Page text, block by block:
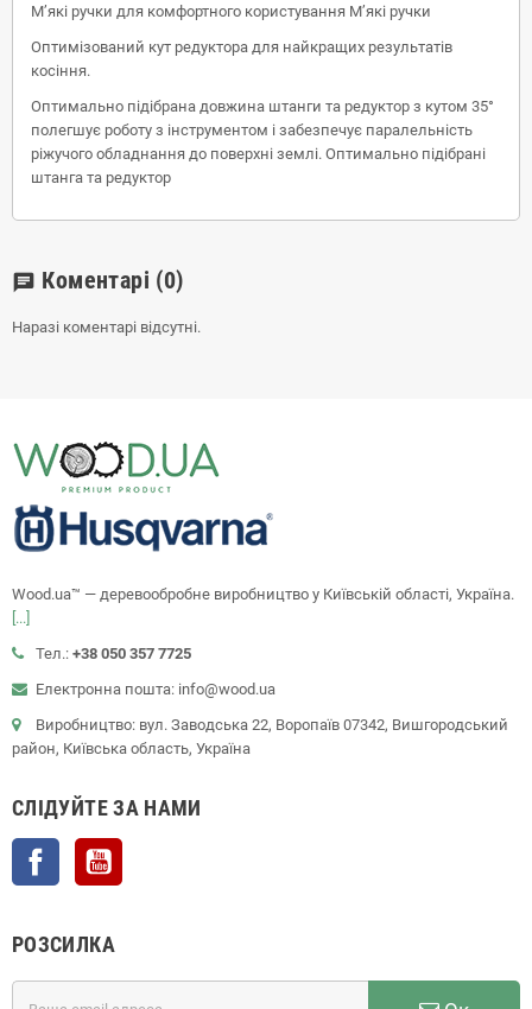
М’які ручки для комфортного користування М’які ручки
Оптимізований кут редуктора для найкращих результатів
косіння.
Оптимально підібрана довжина штанги та редуктор з кутом 35°
полегшує роботу з інструментом і забезпечує паралельність
ріжучого обладнання до поверхні землі. Оптимально підібрані
штанга та редуктор
chat Коментарі (0)
Наразі коментарі відсутні.
Wood.ua™ — деревообробне виробництво у Київській області, Україна.
[...]
Тел.: +38 050 357 7725
Електронна пошта: info@wood.ua
Виробництво: вул. Заводська 22, Воропаїв 07342, Вишгородський
район, Київська область, Україна
СЛІДУЙТЕ ЗА НАМИ
Facebook
РОЗСИЛКА